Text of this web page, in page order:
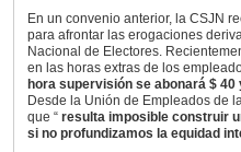
En un convenio anterior, la CSJN
para afrontar las erogaciones
Nacional de Electores.
en las horas extras de los
hora supervisión se abonará $
Desde la Unión de Empleados de
que “ resulta imposible construir
si no profundizamos la equidad